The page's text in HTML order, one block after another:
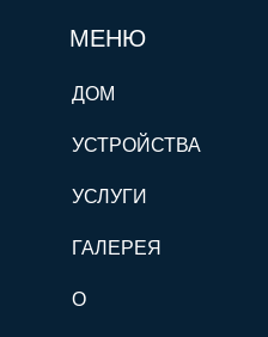
МЕНЮ
ДОМ
УСТРОЙСТВА
УСЛУГИ
ГАЛЕРЕЯ
О